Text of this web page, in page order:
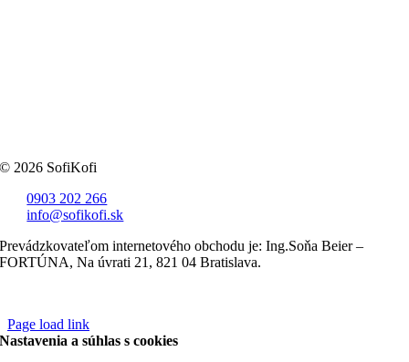
© 2026 SofiKofi
0903 202 266
info@sofikofi.sk
Prevádzkovateľom internetového obchodu je: Ing.Soňa Beier –
FORTÚNA, Na úvrati 21, 821 04 Bratislava.
Page load link
Nastavenia a súhlas s cookies